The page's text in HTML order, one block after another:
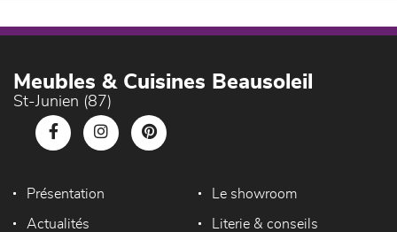
Meubles & Cuisines Beausoleil
St-Junien (87)
Présentation Le showroom
Actualités Literie & conseils